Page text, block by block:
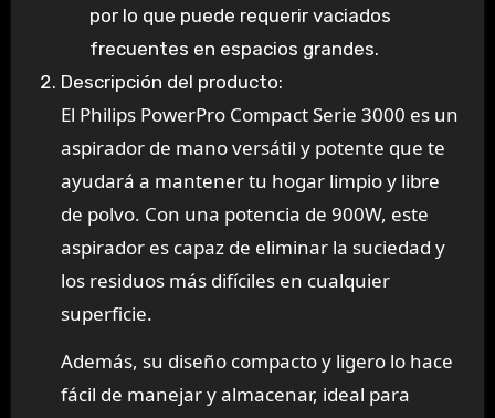
por lo que puede requerir vaciados
frecuentes en espacios grandes.
Descripción del producto:
El Philips PowerPro Compact Serie 3000 es un
aspirador de mano versátil y potente que te
ayudará a mantener tu hogar limpio y libre
de polvo. Con una potencia de 900W, este
aspirador es capaz de eliminar la suciedad y
los residuos más difíciles en cualquier
superficie.
Además, su diseño compacto y ligero lo hace
fácil de manejar y almacenar, ideal para